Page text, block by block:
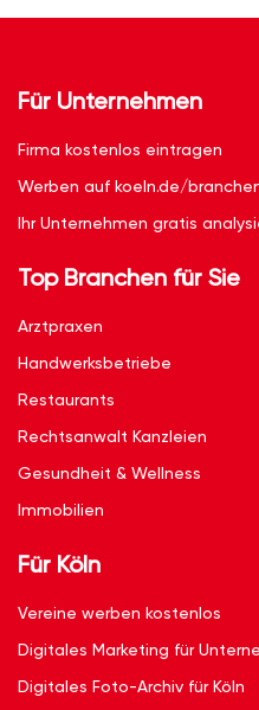
Für Unternehmen
Firma kostenlos eintragen
Werben auf koeln.de/
Ihr Unternehmen gratis
Top Branchen für Sie
Arztpraxen
Handwerksbetriebe
Restaurants
Rechtsanwalt Kanzleien
Gesundheit & Wellness
Immobilien
Für Köln
Vereine werben kostenlos
Digitales Marketing für
Digitales Foto-Archiv für Köln